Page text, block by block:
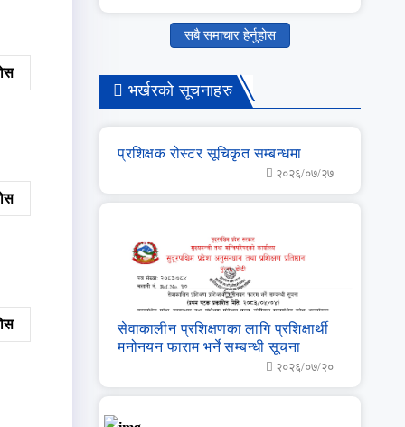
सबै समाचार हेर्नुहोस
भर्खरको सूचनाहरु
प्रशिक्षक रोस्टर सूचिकृत सम्बन्धमा
२०२६/०७/२७
सेवाकालीन प्रशिक्षणका लागि प्रशिक्षार्थी
मनोनयन फाराम भर्ने सम्बन्धी सूचना
२०२६/०७/२०